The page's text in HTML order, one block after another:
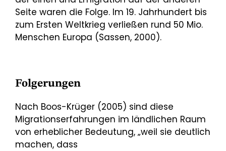
Seite waren die Folge. Im 19. Jahrhundert bis
zum Ersten Weltkrieg verließen rund 50 Mio.
Menschen Europa (Sassen, 2000).
Folgerungen
Nach Boos-Krüger (2005) sind diese
Migrationserfahrungen im ländlichen Raum
von erheblicher Bedeutung, „weil sie deutlich
machen, dass